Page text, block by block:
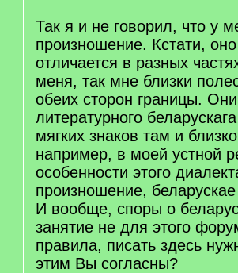
q
]
Так я и не говорил, что у
произношение. Кстати,
отличается в разных
меня, так мне близки
обеих сторон границы.
литературного
мягких знаков там и
например, в моей устной
особенности этого
произношение,
И вообще, споры о
занятие не для этого
правила, писать здесь
этим Вы согласны?